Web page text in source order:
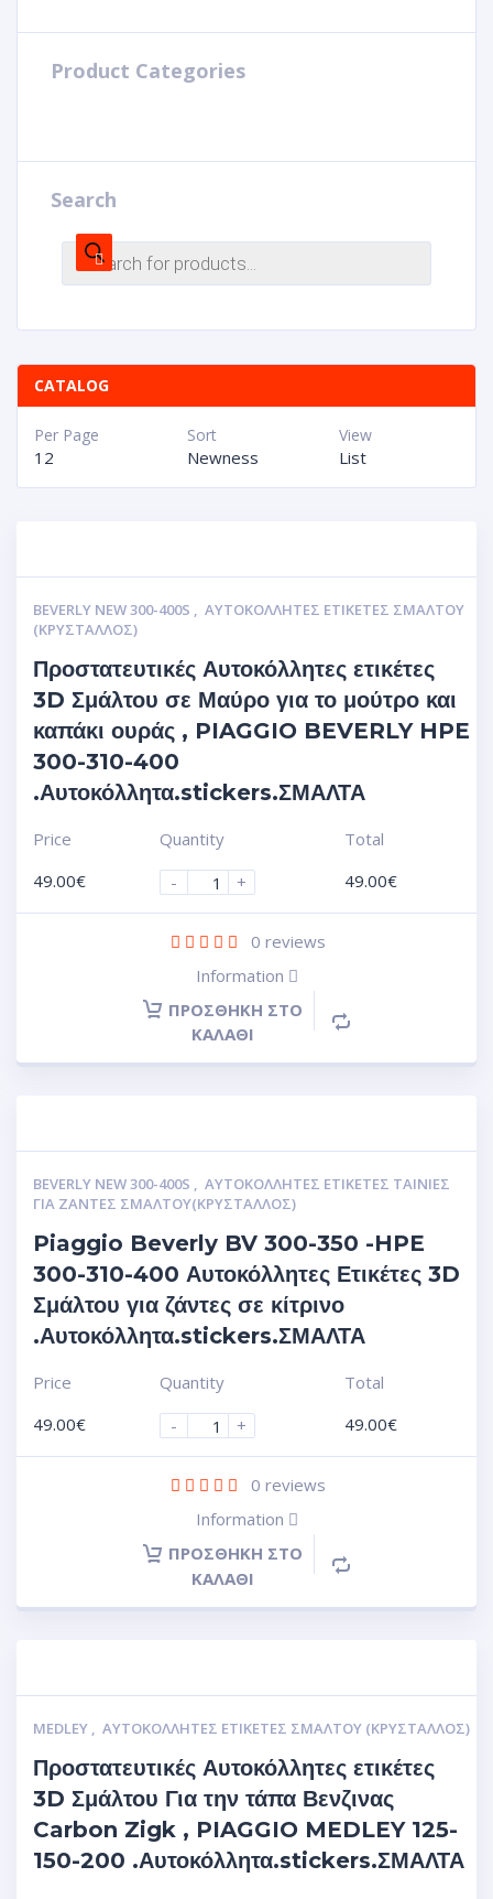
Product Categories
Search
CATALOG
View
List
Sort
Newness
Per Page
12
BEVERLY NEW 300-400S , ΑΥΤΟΚΌΛΛΗΤΕΣ ΕΤΙΚΈΤΕΣ ΣΜΆΛΤΟΥ
(ΚΡΥΣΤΑΛΛΟΣ)
Προστατευτικές Αυτοκόλλητες ετικέτες
3D Σμάλτου σε Μαύρο για το μούτρο και
καπάκι ουράς , PIAGGIO BEVERLY HPE
300-310-400
.Αυτοκόλλητα.stickers.ΣΜΑΛΤΑ
Price
49.00€
Quantity
-
+
Total
49.00€
0 reviews
Information
ΠΡΟΣΘΉΚΗ ΣΤΟ
ΚΑΛΆΘΙ
BEVERLY NEW 300-400S , ΑΥΤΟΚΌΛΛΗΤΕΣ ΕΤΙΚΈΤΕΣ ΤΑΙΝΊΕΣ
ΓΙΑ ΖΆΝΤΕΣ ΣΜΆΛΤΟΥ(ΚΡΎΣΤΑΛΛΟΣ)
Piaggio Beverly BV 300-350 -HPE
300-310-400 Αυτοκόλλητες Ετικέτες 3D
Σμάλτου για ζάντες σε κίτρινο
.Αυτοκόλλητα.stickers.ΣΜΑΛΤΑ
Price
49.00€
Quantity
-
+
Total
49.00€
0 reviews
Information
ΠΡΟΣΘΉΚΗ ΣΤΟ
ΚΑΛΆΘΙ
MEDLEY , ΑΥΤΟΚΌΛΛΗΤΕΣ ΕΤΙΚΈΤΕΣ ΣΜΆΛΤΟΥ (ΚΡΥΣΤΑΛΛΟΣ)
Προστατευτικές Αυτοκόλλητες ετικέτες
3D Σμάλτου Για την τάπα Βενζινας
Carbon Zigk , PIAGGIO MEDLEY 125-
150-200 .Αυτοκόλλητα.stickers.ΣΜΑΛΤΑ